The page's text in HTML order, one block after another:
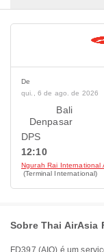
De
qui., 6 de ago. de 2026
Bali
Denpasar
DPS
12:10
Ngurah Rai International
(Terminal International)
Sobre Thai AirAsia
FD397 (AIQ) é um